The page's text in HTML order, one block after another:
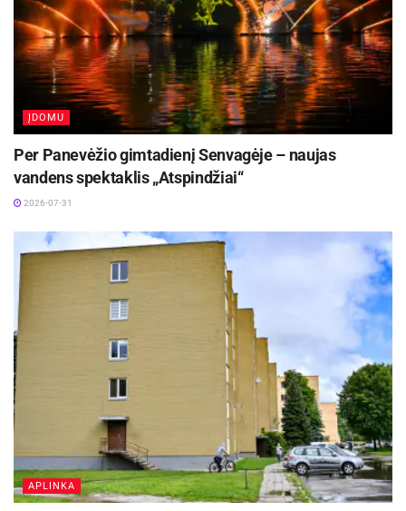
„Tinklas“ (rež. D. Klementjeva).
Visi renginiai – nemokami. Panevėžio miesto savivaldybė
kviečia panevėžiečius ir miesto svečius aktyviai dalyvauti
renginiuose ir drauge švęsti Lietuvos nepriklausomybės
atkūrimo 35-metį!
- +
ĮDOMU
Per Panevėžio gimtadienį Senvagėje – naujas
vandens spektaklis „Atspindžiai“
2026-07-31
APLINKA